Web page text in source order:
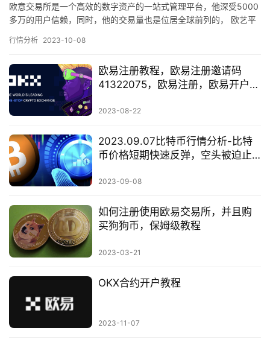
欧意交易所是一个高效的数字资产的一站式管理平台，他深受5000
多万的用户信赖，同时，他的交易量也是位居全球前列的， 欧艺平
行情分析 2023-10-08
欧易注册教程，欧易注册邀请码
41322075，欧易注册，欧易开户，
2023-08-22
2023.09.07比特币行情分析-比特
币价格短期快速反弹，空头被迫止
金
2023-09-08
如何注册使用欧易交易所，并且购
买狗狗币，保姆级教程
2023-03-21
OKX合约开户教程
2023-11-07